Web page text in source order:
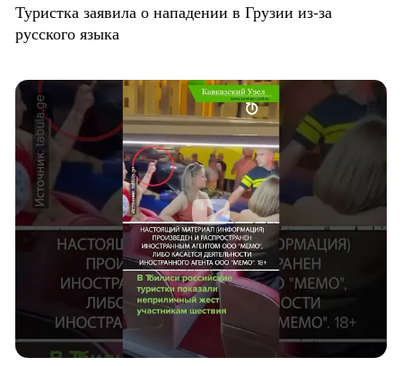
Туристка заявила о нападении в Грузии из-за
русского языка